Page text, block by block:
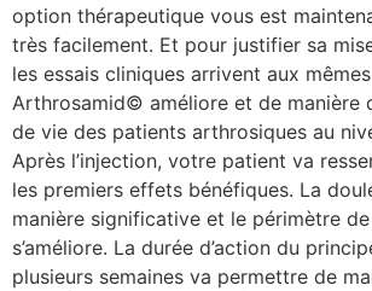
option thérapeutique vous est
très facilement. Et pour justifier sa
les essais cliniques arrivent aux
Arthrosamid© améliore et de manière
de vie des patients arthrosiques au
Après l’injection, votre patient va
les premiers effets bénéfiques. La
manière significative et le périmètre
s’améliore. La durée d’action du
plusieurs semaines va permettre de